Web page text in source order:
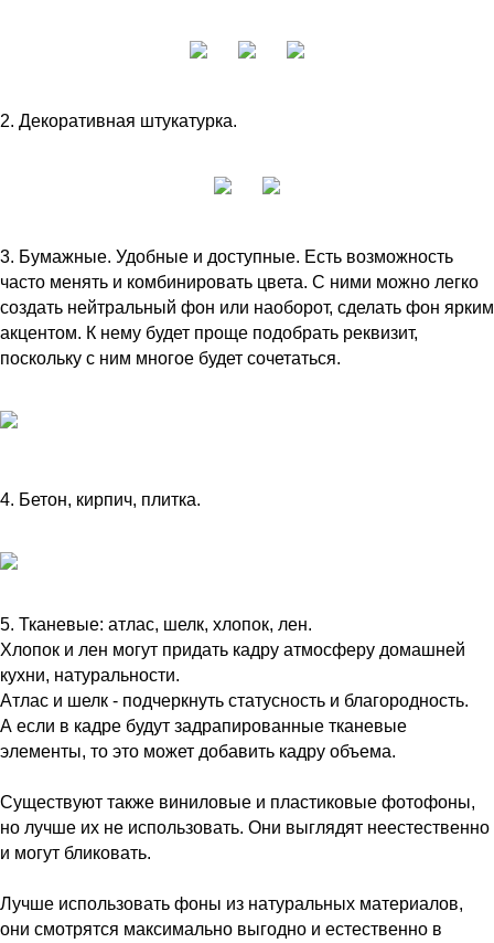
2. Декоративная штукатурка.
3. Бумажные. Удобные и доступные. Есть возможность
часто менять и комбинировать цвета. С ними можно легко
создать нейтральный фон или наоборот, сделать фон ярким
акцентом. К нему будет проще подобрать реквизит,
поскольку с ним многое будет сочетаться.
4. Бетон, кирпич, плитка.
5. Тканевые: атлас, шелк, хлопок, лен.
Хлопок и лен могут придать кадру атмосферу домашней
кухни, натуральности.
Атлас и шелк - подчеркнуть статусность и благородность.
А если в кадре будут задрапированные тканевые
элементы, то это может добавить кадру объема.
Существуют также виниловые и пластиковые фотофоны,
но лучше их не использовать. Они выглядят неестественно
и могут бликовать.
Лучше использовать фоны из натуральных материалов,
они смотрятся максимально выгодно и естественно в